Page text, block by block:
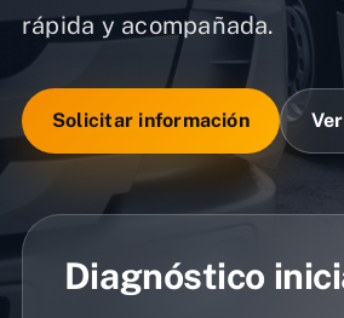
rápida y acompañada.
Solicitar información
Diagnóstico